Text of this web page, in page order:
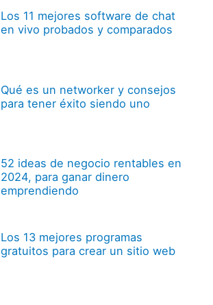
Los 11 mejores software de chat
en vivo probados y comparados
Qué es un networker y consejos
para tener éxito siendo uno
52 ideas de negocio rentables en
2024, para ganar dinero
emprendiendo
Los 13 mejores programas
gratuitos para crear un sitio web